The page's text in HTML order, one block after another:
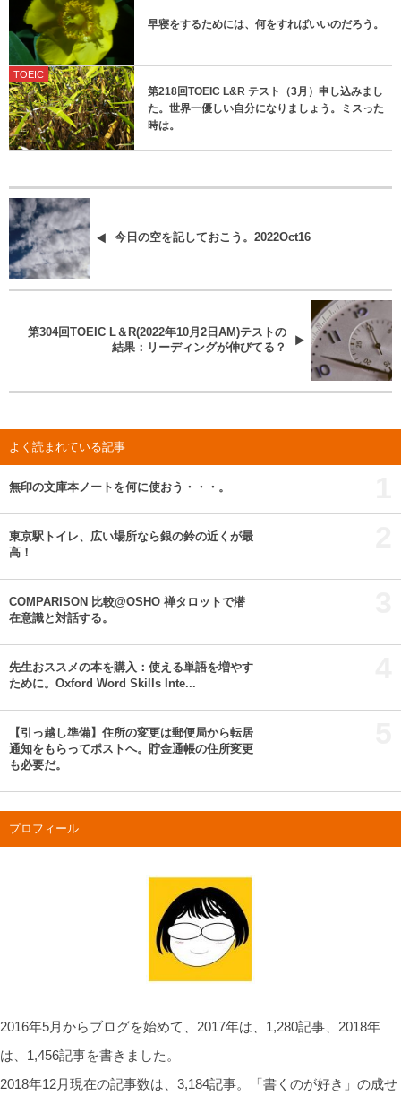
早寝をするためには、何をすればいいのだろう。
TOEIC
第218回TOEIC L&R テスト（3月）申し込みまし
た。世界一優しい自分になりましょう。ミスった
時は。
今日の空を記しておこう。2022Oct16
第304回TOEIC L＆R(2022年10月2日AM)テストの
結果：リーディングが伸びてる？
よく読まれている記事
無印の文庫本ノートを何に使おう・・・。
東京駅トイレ、広い場所なら銀の鈴の近くが最
高！
COMPARISON 比較@OSHO 禅タロットで潜
在意識と対話する。
先生おススメの本を購入：使える単語を増やす
ために。Oxford Word Skills Inte...
【引っ越し準備】住所の変更は郵便局から転居
通知をもらってポストへ。貯金通帳の住所変更
も必要だ。
プロフィール
2016年5月からブログを始めて、2017年は、1,280記事、2018年
は、1,456記事を書きました。
2018年12月現在の記事数は、3,184記事。「書くのが好き」の成せ